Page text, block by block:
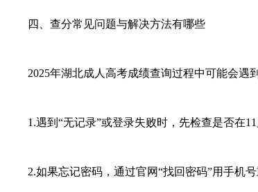
四、查分常见问题与解决方法有哪些
2025年湖北成人高考成绩查询过程中可能会遇
1.遇到“无记录”或登录失败时，先检查是否在11
2.如果忘记密码，通过官网“找回密码”用手机号